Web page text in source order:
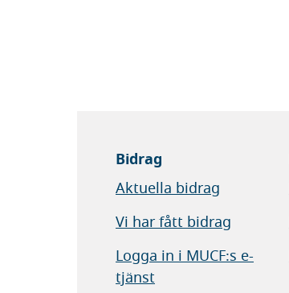
Bidrag
Aktuella bidrag
Vi har fått bidrag
Logga in i MUCF:s e-
tjänst